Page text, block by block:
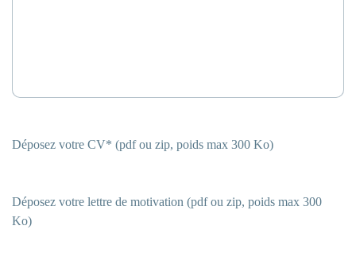
Déposez votre CV* (pdf ou zip, poids max 300 Ko)
Déposez votre lettre de motivation (pdf ou zip, poids max 300
Ko)